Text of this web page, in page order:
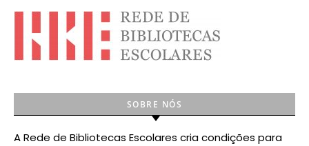
SOBRE NÓS
A Rede de Bibliotecas Escolares cria condições para